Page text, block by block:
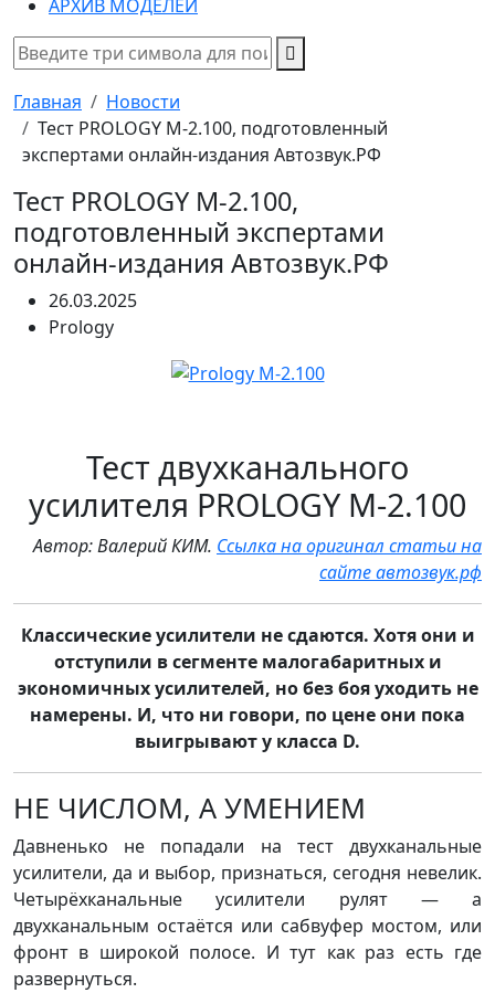
АРХИВ МОДЕЛЕЙ
Главная
Новости
Тест PROLOGY M-2.100, подготовленный
экспертами онлайн-издания Автозвук.РФ
Тест PROLOGY M-2.100,
подготовленный экспертами
онлайн-издания Автозвук.РФ
26.03.2025
Prology
Тест двухканального
усилителя PROLOGY M-2.100
Автор: Валерий КИМ. Ссылка на оригинал статьи на
сайте автозвук.рф
Классические усилители не сдаются. Хотя они и
отступили в сегменте малогабаритных и
экономичных усилителей, но без боя уходить не
намерены. И, что ни говори, по цене они пока
выигрывают у класса D.
НЕ ЧИСЛОМ, А УМЕНИЕМ
Давненько не попадали на тест двухканальные
усилители, да и выбор, признаться, сегодня невелик.
Четырёхканальные усилители рулят — а
двухканальным остаётся или сабвуфер мостом, или
фронт в широкой полосе. И тут как раз есть где
развернуться.